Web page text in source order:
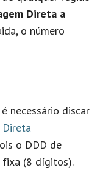
Direta a
o número
necessário discar
Direta
o DDD de
fixa (8 dígitos).